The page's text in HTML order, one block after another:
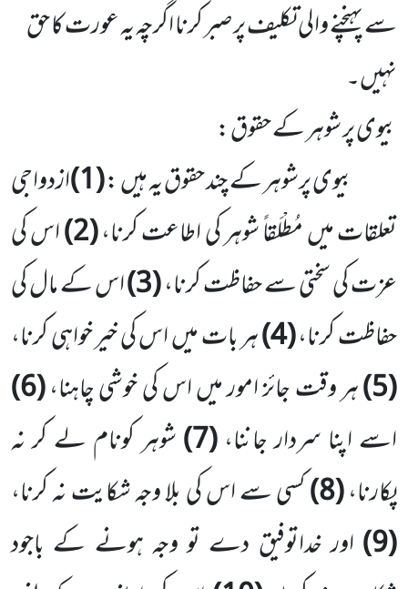
سے پہنچنے والی تکلیف پر صبر کرنا اگرچہ یہ عورت کا حق
نہیں۔
بیوی پر شوہر کے حقوق :
بیوی پرشوہر کے چند حقوق یہ ہیں :(1) ازدواجی
تعلقات میں مُطْلَقاً شوہر کی اطاعت کرنا،(2)
اس کی
عزت کی سختی سے حفاظت کرنا،(3) اس کے مال کی
حفاظت کرنا،(4) ہر بات میں اس کی خیر خواہی کرنا،
(5)
ہر وقت جائز امور میں اس کی خوشی چاہنا،(6)
اسے اپنا سردار جاننا،(7)
شوہر کونام لے کر نہ
پکارنا،(8)
کسی سے اس کی بلا وجہ شکایت نہ کرنا،
(9)
اور خداتوفیق دے تو وجہ ہونے کے باجود